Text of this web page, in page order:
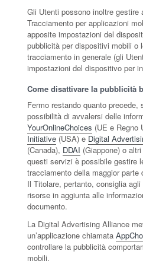
Gli Utenti possono inoltre gestire
Tracciamento per applicazioni
apposite impostazioni del
pubblicità per dispositivi mobili o
tracciamento in generale (gli
impostazioni del dispositivo per
Come disattivare la pubblicità
Fermo restando quanto
possibilità di avvalersi delle
YourOnlineChoices (UE e Regno
Initiative (USA) e Digital
(Canada), DDAI (Giappone) o
questi servizi è possibile gestire
tracciamento della maggior
Il Titolare, pertanto, consiglia
risorse in aggiunta alle
documento.
La Digital Advertising Alliance
un’applicazione chiamata
controllare la pubblicità
mobili.